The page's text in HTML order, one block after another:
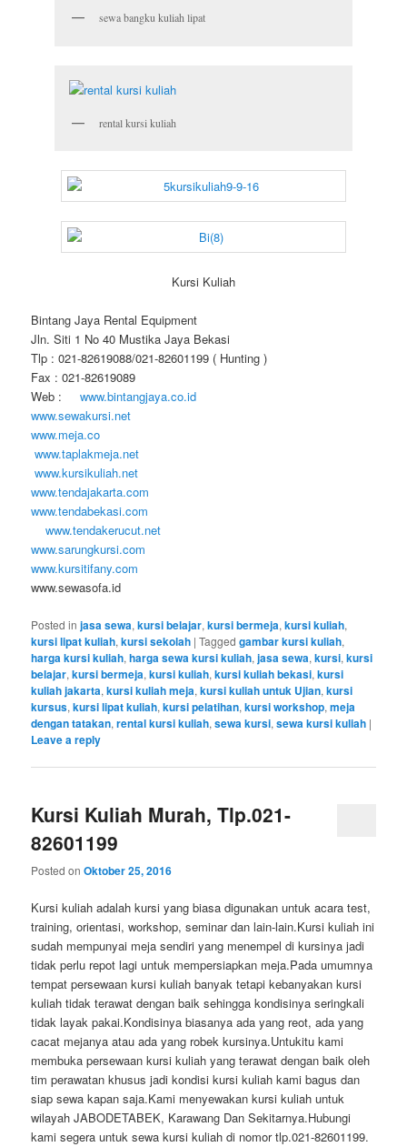
sewa bangku kuliah lipat
rental kursi kuliah
Kursi Kuliah
Bintang Jaya Rental Equipment
Jln. Siti 1 No 40 Mustika Jaya Bekasi
Tlp : 021-82619088/021-82601199 ( Hunting )
Fax : 021-82619089
Web :www.bintangjaya.co.id
www.sewakursi.net
www.meja.co
www.taplakmeja.net
www.kursikuliah.net
www.tendajakarta.com
www.tendabekasi.com
www.tendakerucut.net
www.sarungkursi.com
www.kursitifany.com
www.sewasofa.id
Posted in jasa sewa,kursi belajar,kursi bermeja,kursi kuliah,
kursi lipat kuliah,kursi sekolah |Tagged gambar kursi kuliah,
harga kursi kuliah,harga sewa kursi kuliah,jasa sewa,kursi,kursi
belajar,kursi bermeja,kursi kuliah,kursi kuliah bekasi,kursi
kuliah jakarta,kursi kuliah meja,kursi kuliah untuk Ujian,kursi
kursus,kursi lipat kuliah,kursi pelatihan,kursi workshop,meja
dengan tatakan,rental kursi kuliah,sewa kursi,sewa kursi kuliah |
Leave a reply
Kursi Kuliah Murah, Tlp.021-
82601199
Posted onOktober 25, 2016
Kursi kuliah adalah kursi yang biasa digunakan untuk acara test,
training, orientasi, workshop, seminar dan lain-lain.Kursi kuliah ini
sudah mempunyai meja sendiri yang menempel di kursinya jadi
tidak perlu repot lagi untuk mempersiapkan meja.Pada umumnya
tempat persewaan kursi kuliah banyak tetapi kebanyakan kursi
kuliah tidak terawat dengan baik sehingga kondisinya seringkali
tidak layak pakai.Kondisinya biasanya ada yang reot, ada yang
cacat mejanya atau ada yang robek kursinya.Untukitu kami
membuka persewaan kursi kuliah yang terawat dengan baik oleh
tim perawatan khusus jadi kondisi kursi kuliah kami bagus dan
siap sewa kapan saja.Kami menyewakan kursi kuliah untuk
wilayah JABODETABEK, Karawang Dan Sekitarnya.Hubungi
kami segera untuk sewa kursi kuliah di nomor tlp.021-82601199.